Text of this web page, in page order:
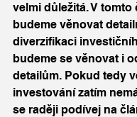
velmi důležitá. V tomto
budeme věnovat
diverzifikaci
budeme se věnovat i
detailům. Pokud tedy
investování zatím
se raději podívej na